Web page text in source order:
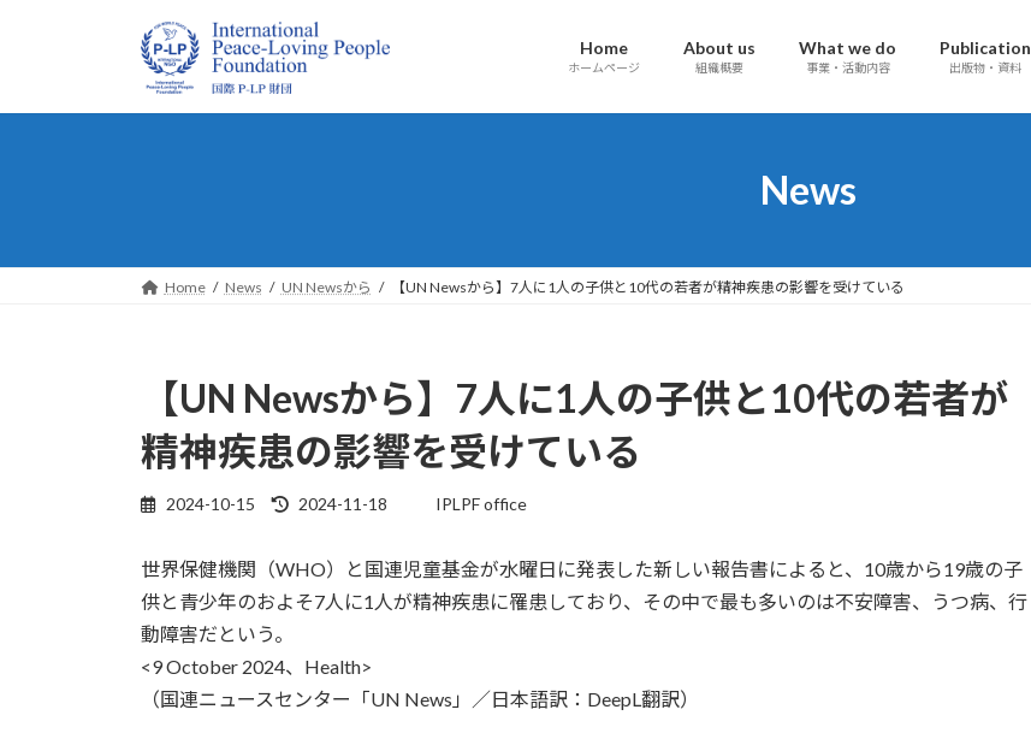
プ
動
Home
ホームページ
About us
組織概要
What we do
事業・活動内容
Publication
出版物・資料
News
Home News UN Newsから 【UN Newsから】7人に1人の子供と10代の若者が精神疾患の影響を受けている
【UN Newsから】7人に1人の子供と10代の若者が
精神疾患の影響を受けている
2024-10-15
最
新
日
2024-11-18 IPLPF office
世界保健機関（WHO）と国連児童基金が水曜日に発表した新しい報告書によると、10歳から19歳の子
供と青少年のおよそ7人に1人が精神疾患に罹患しており、その中で最も多いのは不安障害、うつ病、行
動障害だという。
<9 October 2024、Health>
（国連ニュースセンター「UN News」／日本語訳：DeepL翻訳）